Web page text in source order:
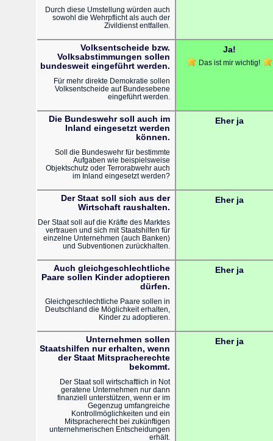
Durch diese Umstellung würden auch
sowohl die Wehrpflicht als auch der
Zivildienst entfallen.
Volksentscheide bzw.
Volksabstimmungen sollen
bundesweit eingeführt werden.
Für mehr direkte Demokratie sollen
Volksentscheide auf Bundesebene
eingeführt werden.
Ja!
Das ist mir wichtig!
Die Bundeswehr soll auch im
Inland eingesetzt werden
können.
Soll die Bundeswehr für bestimmte
Aufgaben wie beispielsweise
Objektschutz oder Terrorabwehr auch
im Inland eingesetzt werden?
Eher ja
Der Staat soll sich aus der
Wirtschaft raushalten.
Der Staat soll auf die Kräfte des Marktes
vertrauen und sich mit Staatshilfen für
einzelne Unternehmen (auch Banken)
und Subventionen zurückhalten.
Eher ja
Auch gleichgeschlechtliche
Paare sollen Kinder adoptieren
dürfen.
Gleichgeschlechtliche Paare sollen in
Deutschland die Möglichkeit erhalten,
Kinder zu adoptieren.
Eher ja
Unternehmen sollen
Staatshilfen nur erhalten, wenn
der Staat Mitspracherechte
bekommt.
Der Staat soll wirtschaftlich in Not
geratene Unternehmen nur dann
finanziell unterstützen, wenn er im
Gegenzug umfangreiche
Kontrollmöglichkeiten und ein
Mitspracherecht bei zukünftigen
unternehmerischen Entscheidungen
erhält.
Eher ja